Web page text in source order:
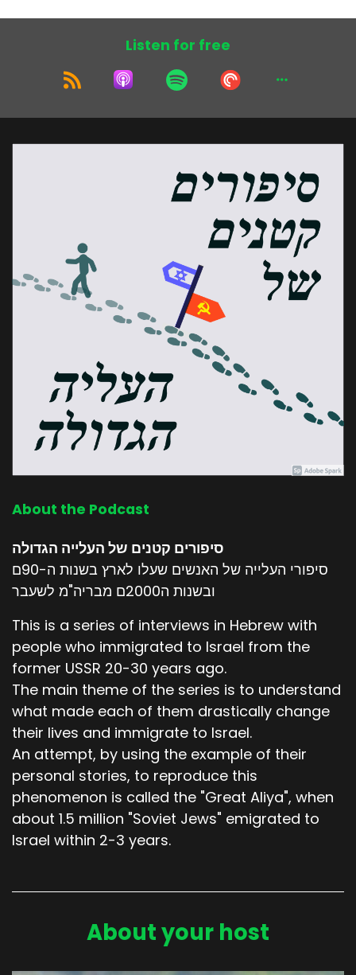
Listen for free
About the Podcast
סיפורים קטנים של העלייה הגדולה
סיפורי העלייה של האנשים שעלו לארץ בשנות ה-90ם
ובשנות ה2000ם מבריה"מ לשעבר
This is a series of interviews in Hebrew with
people who immigrated to Israel from the
former USSR 20-30 years ago.
The main theme of the series is to understand
what made each of them drastically change
their lives and immigrate to Israel.
An attempt, by using the example of their
personal stories, to reproduce this
phenomenon is called the "Great Aliya", when
about 1.5 million "Soviet Jews" emigrated to
Israel within 2-3 years.
About your host